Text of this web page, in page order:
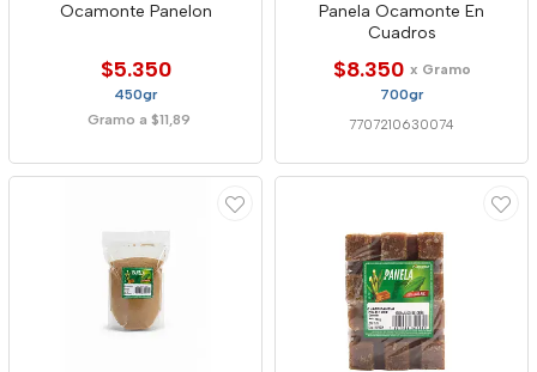
Ocamonte Panelon
$5.350
450gr
Gramo a $11,89
Panela Ocamonte En
Cuadros
$8.350 x Gramo
700gr
7707210630074